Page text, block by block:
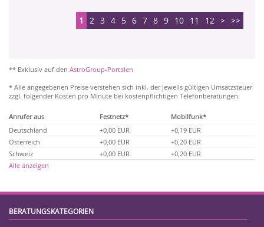
1 2 3 4 5 6 7 8 9 10 11 12 > >>
** Exklusiv auf den AstroGroup-Portalen
* Alle angegebenen Preise verstehen sich inkl. der jeweils gültigen Umsatzsteuer
zzgl. folgender Kosten pro Minute bei kostenpflichtigen Telefonberatungen.
Anrufer aus Festnetz*
Mobilfunk*
Deutschland
+0,00 EUR
+0,19 EUR
Österreich
+0,00 EUR
+0,20 EUR
Schweiz
+0,00 EUR
+0,20 EUR
Alle anzeigen
BERATUNGSKATEGORIEN